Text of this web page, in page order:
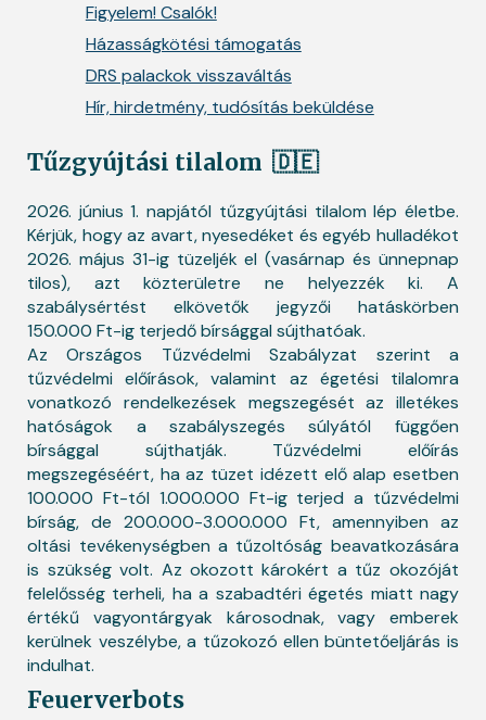
Figyelem! Csalók!
Házasságkötési támogatás
DRS palackok visszaváltás
Hír, hirdetmény, tudósítás beküldése
Tűzgyújtási tilalom 🇩🇪
2026. június 1. napjától tűzgyújtási tilalom lép életbe.
Kérjük, hogy az avart, nyesedéket és egyéb hulladékot
2026. május 31-ig tüzeljék el (vasárnap és ünnepnap
tilos), azt közterületre ne helyezzék ki. A
szabálysértést elkövetők jegyzői hatáskörben
150.000 Ft-ig terjedő bírsággal sújthatóak.
Az Országos Tűzvédelmi Szabályzat szerint a
tűzvédelmi előírások, valamint az égetési tilalomra
vonatkozó rendelkezések megszegését az illetékes
hatóságok a szabályszegés súlyától függően
bírsággal sújthatják. Tűzvédelmi előírás
megszegéséért, ha az tüzet idézett elő alap esetben
100.000 Ft-tól 1.000.000 Ft-ig terjed a tűzvédelmi
bírság, de 200.000-3.000.000 Ft, amennyiben az
oltási tevékenységben a tűzoltóság beavatkozására
is szükség volt. Az okozott károkért a tűz okozóját
felelősség terheli, ha a szabadtéri égetés miatt nagy
értékű vagyontárgyak károsodnak, vagy emberek
kerülnek veszélybe, a tűzokozó ellen büntetőeljárás is
indulhat.
Feuerverbots